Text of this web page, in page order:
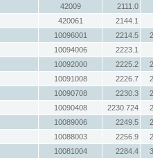
42009
2111.0
420061
2144.1
10096001 2214.5
10094006
2223.1
10092000 2225.2
10091008 2226.7
10090708 2230.3
10090408 2230.724
10089006 2249.5
10088003 2256.9
10081004 2284.4